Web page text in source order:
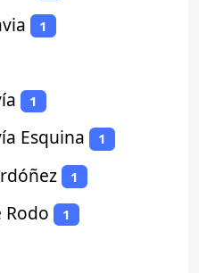
1
1
Esquina 1
1
Rodo 1